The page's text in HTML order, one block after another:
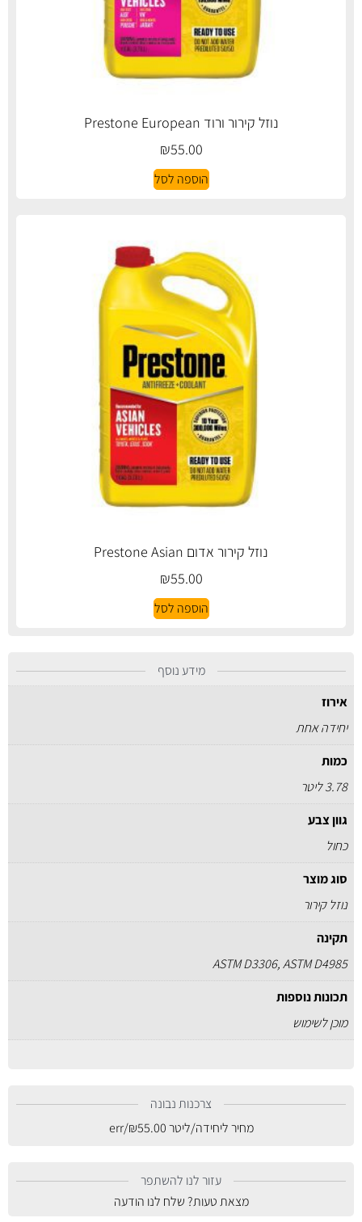
נוזל קירור ורוד Prestone European
₪55.00
הוספה לסל
נוזל קירור אדום Prestone Asian
₪55.00
הוספה לסל
מידע נוסף
אירוז
יחידה אחת
כמות
3.78 ליטר
גוון צבע
כחול
סוג מוצר
נוזל קירור
תקינה
ASTM D3306, ASTM D4985
תכונות נוספות
מוכן לשימוש
צרכנות נבונה
מחיר ליחידה/ליטר
₪55.00
/err
עזור לנו להשתפר
מצאת טעות? שלח לנו הודעה